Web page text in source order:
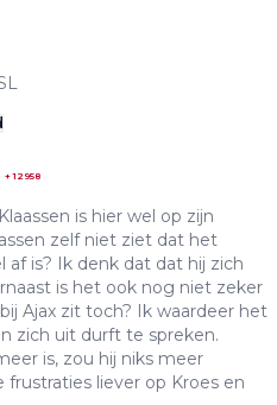
+12958
is hier wel op zijn
zelf niet ziet dat het
af is? Ik denk dat dat hij zich
is het ook nog niet zeker
Ajax zit toch? Ik waardeer het
zich uit durft te spreken.
is, zou hij niks meer
liever op Kroes en